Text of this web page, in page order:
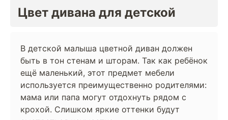
Цвет дивана для детской
В детской малыша цветной диван должен
быть в тон стенам и шторам. Так как ребёнок
ещё маленький, этот предмет мебели
используется преимущественно родителями:
мама или папа могут отдохнуть рядом с
крохой. Слишком яркие оттенки будут